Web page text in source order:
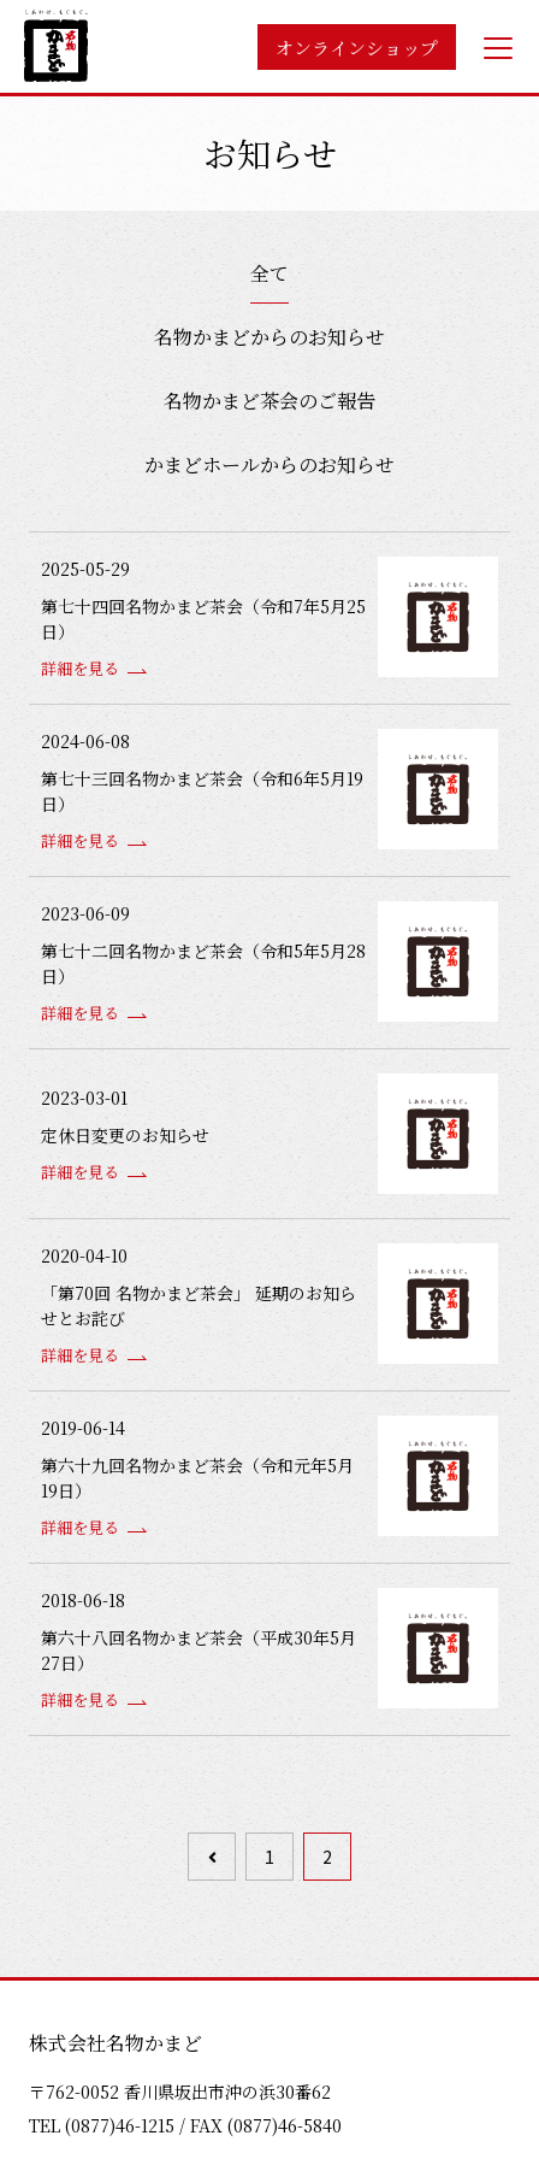
オンラインショップ
お知らせ
全て
名物かまどからのお知らせ
名物かまど茶会のご報告
かまどホールからのお知らせ
2025-05-29
第七十四回名物かまど茶会（令和7年5月25
日）
詳細を見る
2024-06-08
第七十三回名物かまど茶会（令和6年5月19
日）
詳細を見る
2023-06-09
第七十二回名物かまど茶会（令和5年5月28
日）
詳細を見る
2023-03-01
定休日変更のお知らせ
詳細を見る
2020-04-10
「第70回 名物かまど茶会」 延期のお知ら
せとお詫び
詳細を見る
2019-06-14
第六十九回名物かまど茶会（令和元年5月
19日）
詳細を見る
2018-06-18
第六十八回名物かまど茶会（平成30年5月
27日）
詳細を見る
1 2
株式会社名物かまど
〒762-0052 香川県坂出市沖の浜30番62
TEL (0877)46-1215 / FAX (0877)46-5840